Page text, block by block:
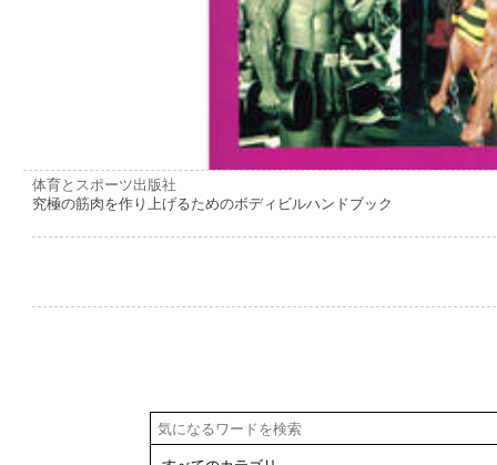
体育とスポーツ出版社
究極の筋肉を作り上げるためのボディビルハンドブック